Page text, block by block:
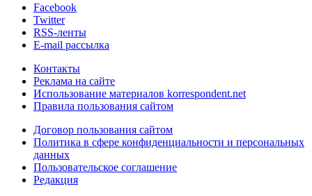
Facebook
Twitter
RSS-ленты
E-mail рассылка
Контакты
Реклама на сайте
Использование материалов korrespondent.net
Правила пользования сайтом
Договор пользования сайтом
Политика в сфере конфиденциальности и персональных
данных
Пользовательское соглашение
Редакция